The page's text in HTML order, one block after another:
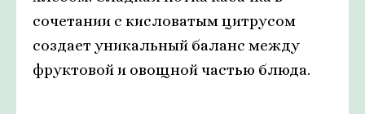
сочетании с кисловатым цитрусом
создает уникальный баланс между
фруктовой и овощной частью блюда.